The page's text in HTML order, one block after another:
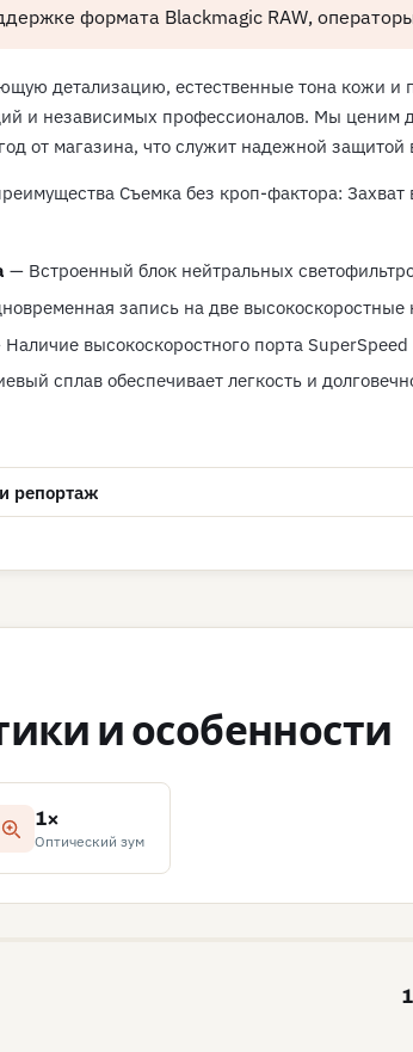
формата Blackmagic RAW,
детализацию, естественные тона кожи
и независимых профессионалов. Мы
от магазина, что служит надежной
Съемка без кроп-фактора:
— Встроенный блок нейтральных
запись на две высокоскоростные
высокоскоростного порта
сплав обеспечивает легкость и
репортаж
и особенности
1×
Оптический зум